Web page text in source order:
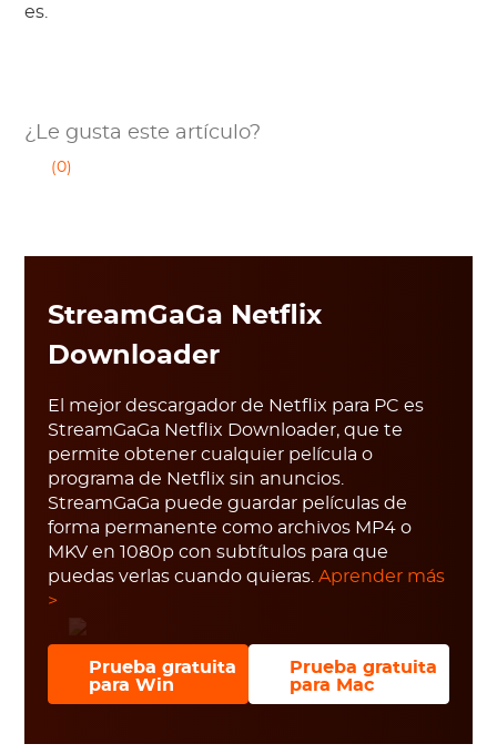
es.
¿Le gusta este artículo?
(0)
StreamGaGa Netflix
Downloader
El mejor descargador de Netflix para PC es
StreamGaGa Netflix Downloader, que te
permite obtener cualquier película o
programa de Netflix sin anuncios.
StreamGaGa puede guardar películas de
forma permanente como archivos MP4 o
MKV en 1080p con subtítulos para que
puedas verlas cuando quieras. Aprender más
>
Prueba gratuita
para Win
Prueba gratuita
para Mac